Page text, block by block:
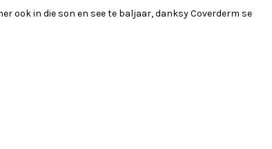
ook in die son en see te baljaar, danksy Coverderm se